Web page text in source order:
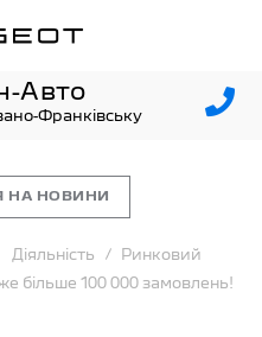
Авто
Франківську
НА НОВИНИ
Діяльність Ринковий
більше 100 000 замовлень!